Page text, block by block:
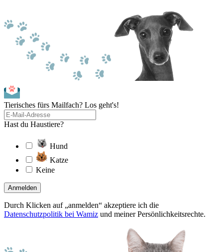
Tierisches fürs Mailfach? Los geht's!
Hast du Haustiere?
Hund
Katze
Keine
Anmelden
Durch Klicken auf „anmelden“ akzeptiere ich die
Datenschutzpolitik bei Wamiz und meiner Persönlichkeitsrechte.